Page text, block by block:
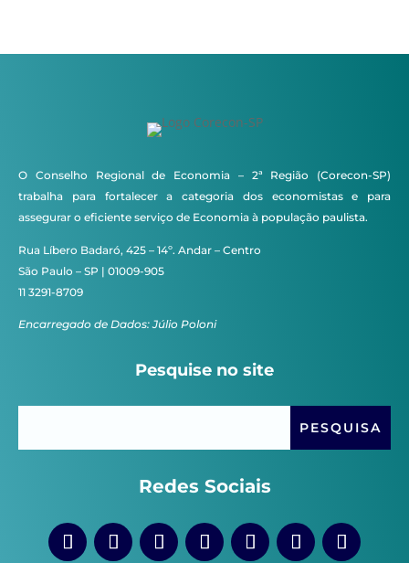
O Conselho Regional de Economia – 2ª Região (Corecon-SP)
trabalha para fortalecer a categoria dos economistas e para
assegurar o eficiente serviço de Economia à população paulista.
Rua Líbero Badaró, 425 – 14º. Andar – Centro
São Paulo – SP | 01009-905
11 3291-8709
Encarregado de Dados: Júlio Poloni
Pesquise no site
Redes Sociais